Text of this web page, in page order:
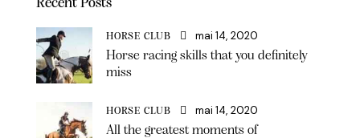
Recent Posts
HORSE CLUB
mai 14, 2020
Horse racing skills that you definitely
miss
HORSE CLUB
mai 14, 2020
All the greatest moments of